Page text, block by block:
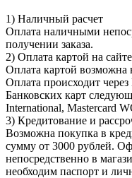
1) Наличный расчет
Оплата наличными
получении заказа.
2) Оплата картой на сайте
Оплата картой возможна
Оплата происходит
Банковских карт
International, Mastercard
3) Кредитование и
Возможна покупка в
сумму от 3000 рублей.
непосредственно в
необходим паспорт и